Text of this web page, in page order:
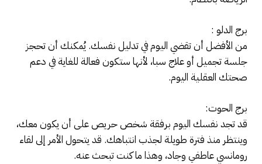
برج الدلو :
من الأفضل أن تقضي اليوم في تدليل نفسك. يُمكنك أن تحجز
جلسة تجميل أو علاج سبا، لأنها ستكون فعالة للغاية في دعم
صحتك العقلية اليوم.
برج الحوت:
قد تجد نفسك اليوم برفقة شخص حريص على أن يكون معك،
وينتظر منذ فترة طويلة لجذب انتباهك. قد يتحول الأمر إلى لقاء
رومانسي عاطفي وجاد، وهذا ما كنت تبحث عنه.